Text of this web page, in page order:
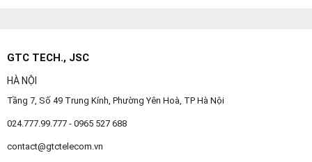
GTC TECH., JSC
HÀ NỘI
Tầng 7, Số 49 Trung Kính, Phường Yên Hoà, TP Hà Nội
024.777.99.777 - 0965 527 688
contact@gtctelecom.vn